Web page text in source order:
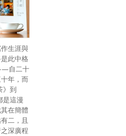
生涯與
此中格
自二十
年，而
》到
是這漫
在簡體
二，且
深廣程